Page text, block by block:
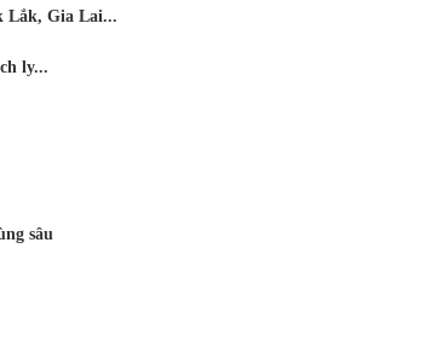
Lắk, Gia Lai...
ly...
sâu